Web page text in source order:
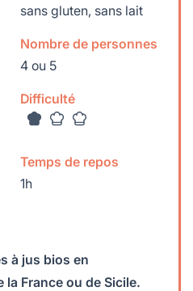
sans gluten, sans lait
Nombre de personnes
4 ou 5
Difficulté
Temps de repos
1h
à jus bios en
la France ou de Sicile.